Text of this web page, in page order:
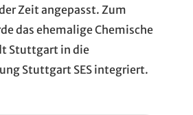
Zeit angepasst. Zum
das ehemalige Chemische
Stuttgart in die
Stuttgart SES integriert.